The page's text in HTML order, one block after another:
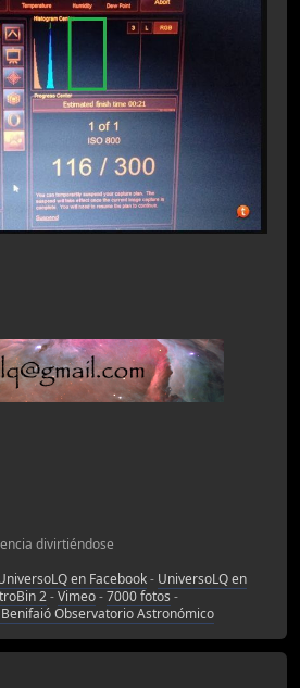
divirtiéndose
en Facebook- UniversoLQ en
2-Vimeo-7000 fotos -
Benifaió Observatorio Astronómico